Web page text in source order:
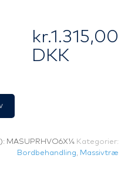
kr.1.315,00
DKK
MASUPRHVO6X¼ Kategorier:
Bordbehandling, Massivtræ